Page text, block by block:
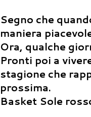
Segno che
maniera
Ora, qualche
Pronti poi a
stagione che
prossima.
Basket Sole